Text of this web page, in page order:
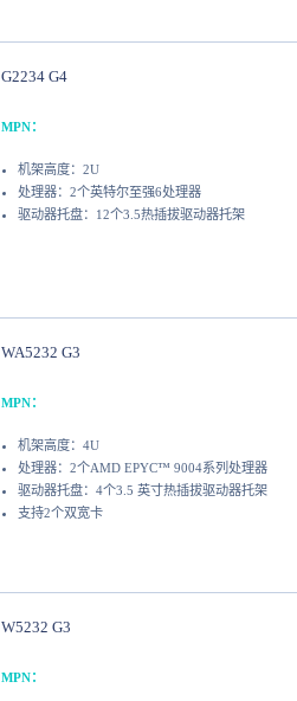
G2234 G4
MPN：
机架高度：2U
处理器：2个英特尔至强6处理器
驱动器托盘：12个3.5热插拔驱动器托架
WA5232 G3
MPN：
机架高度：4U
处理器：2个AMD EPYC™ 9004系列处理器
驱动器托盘：4个3.5 英寸热插拔驱动器托架
支持2个双宽卡
W5232 G3
MPN：